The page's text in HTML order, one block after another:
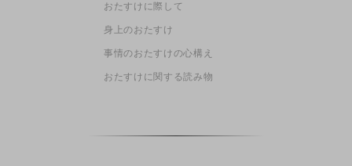
おたすけに際して
身上のおたすけ
事情のおたすけの心構え
おたすけに関する読み物